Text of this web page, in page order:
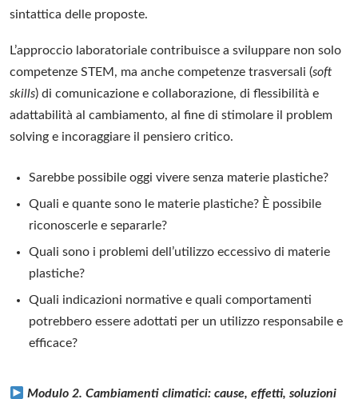
sintattica delle proposte.
L’approccio laboratoriale contribuisce a sviluppare non solo
competenze STEM, ma anche competenze trasversali (soft
skills) di comunicazione e collaborazione, di flessibilità e
adattabilità al cambiamento, al fine di stimolare il problem
solving e incoraggiare il pensiero critico.
Sarebbe possibile oggi vivere senza materie plastiche?
Quali e quante sono le materie plastiche? È possibile
riconoscerle e separarle?
Quali sono i problemi dell’utilizzo eccessivo di materie
plastiche?
Quali indicazioni normative e quali comportamenti
potrebbero essere adottati per un utilizzo responsabile e
efficace?
Modulo 2. Cambiamenti climatici: cause, effetti, soluzioni